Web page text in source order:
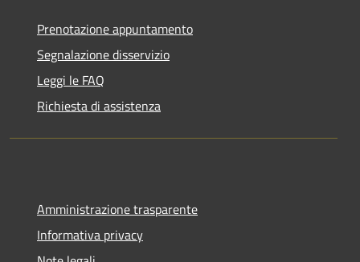
Prenotazione appuntamento
Segnalazione disservizio
Leggi le FAQ
Richiesta di assistenza
Amministrazione trasparente
Informativa privacy